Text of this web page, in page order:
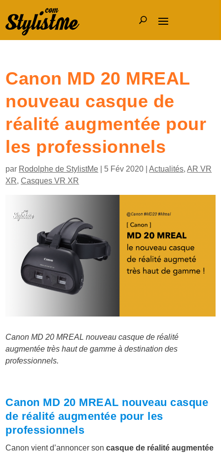
Canon MD 20 MREAL
nouveau casque de
réalité augmentée pour
les professionnels
par Rodolphe de StylistMe 5 Fév 2020 |Actualités,AR VR
XR,Casques VR XR
Canon MD 20 MREAL nouveau casque de réalité
augmentée très haut de gamme à destination des
professionnels.
Canon MD 20 MREAL nouveau casque
de réalité augmentée pour les
professionnels
Canon vient d’annoncer soncasque de réalité augmentée